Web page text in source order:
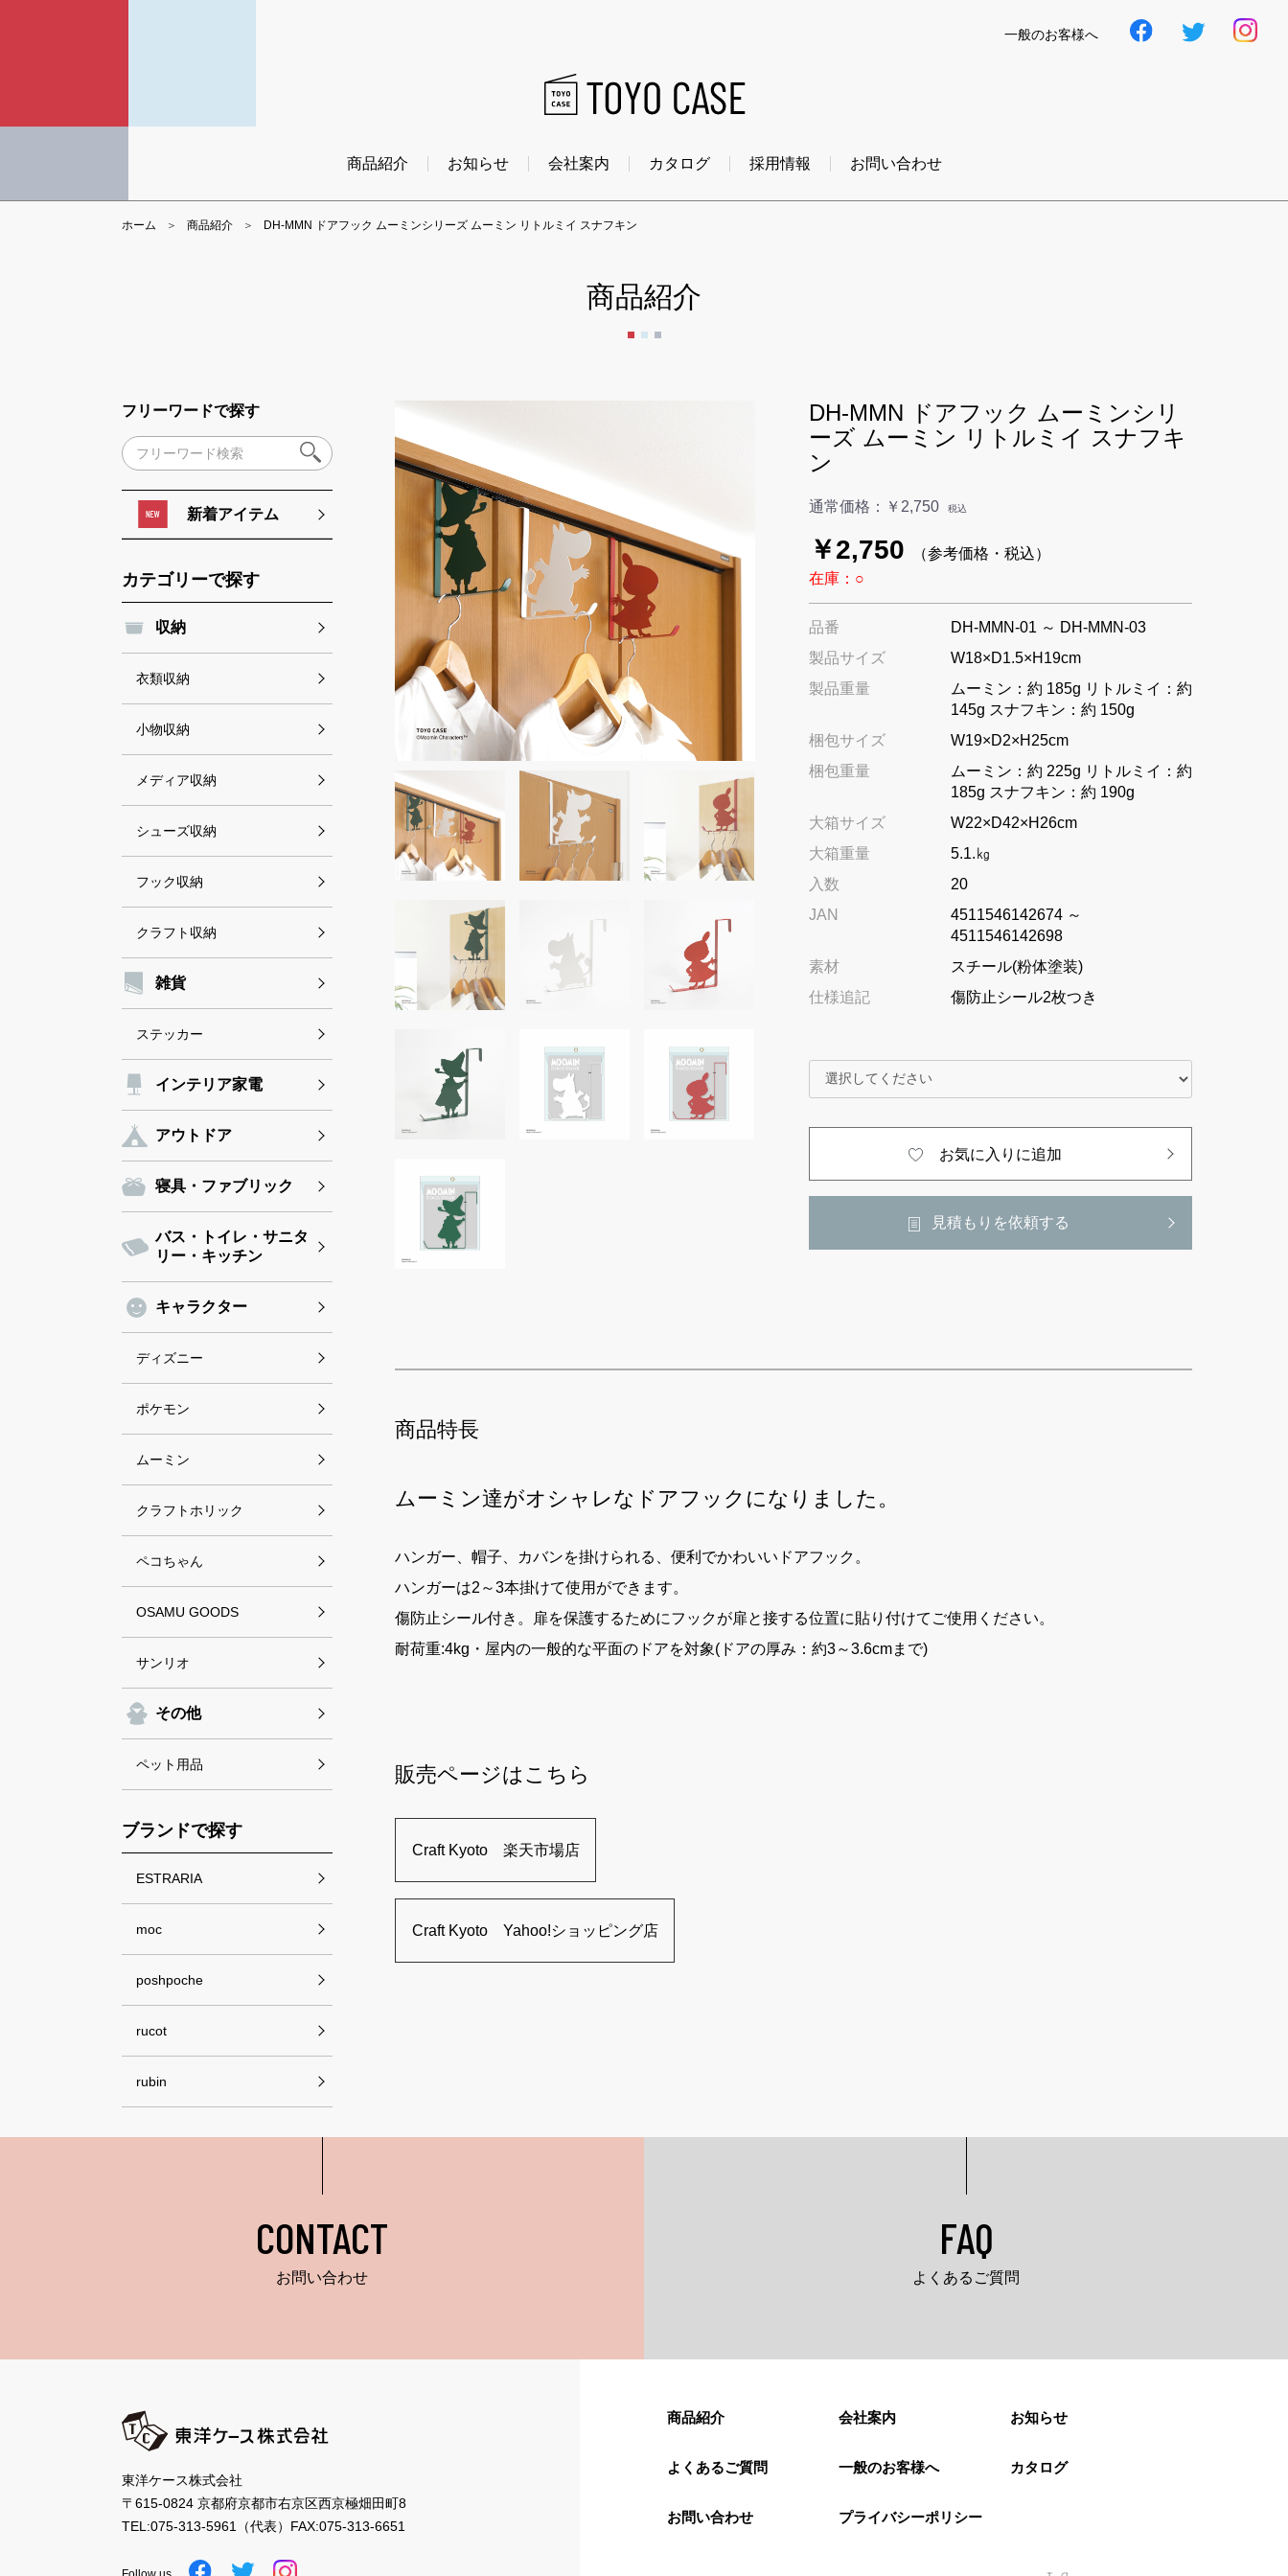
一般のお客様へ
商品紹介 お知らせ 会社案内 カタログ 採用情報 お問い合わせ
ホーム 商品紹介 DH-MMN ドアフック ムーミンシリーズ ムーミン リトルミイ スナフキン
商品紹介
フリーワードで探す
新着アイテム
カテゴリーで探す
収納
衣類収納
小物収納
メディア収納
シューズ収納
フック収納
クラフト収納
雑貨
ステッカー
インテリア家電
アウトドア
寝具・ファブリック
バス・トイレ・サニタ
リー・キッチン
キャラクター
ディズニー
ポケモン
ムーミン
クラフトホリック
ペコちゃん
OSAMU GOODS
サンリオ
その他
ペット用品
ブランドで探す
ESTRARIA
moc
poshpoche
rucot
rubin
DH-MMN ドアフック ムーミンシリ
ーズ ムーミン リトルミイ スナフキ
ン
通常価格： ￥2,750 税込
￥2,750
（参考価格・税込）
在庫：○
品番
DH-MMN-01 ～ DH-MMN-03
製品サイズ
W18×D1.5×H19cm
製品重量
ムーミン：約 185g リトルミイ：約
145g スナフキン：約 150g
梱包サイズ
W19×D2×H25cm
梱包重量
ムーミン：約 225g リトルミイ：約
185g スナフキン：約 190g
大箱サイズ
W22×D42×H26cm
大箱重量
5.1.㎏
入数
20
JAN
4511546142674 ～
4511546142698
素材
スチール(粉体塗装)
仕様追記
傷防止シール2枚つき
お気に入りに追加
見積もりを依頼する
商品特長
ムーミン達がオシャレなドアフックになりました。
ハンガー、帽子、カバンを掛けられる、便利でかわいいドアフック。
ハンガーは2～3本掛けて使用ができます。
傷防止シール付き。扉を保護するためにフックが扉と接する位置に貼り付けてご使用ください。
耐荷重:4kg・屋内の一般的な平面のドアを対象(ドアの厚み：約3～3.6cmまで)
販売ページはこちら
Craft Kyoto 楽天市場店
Craft Kyoto Yahoo!ショッピング店
CONTACT
お問い合わせ
FAQ
よくあるご質問
東洋ケース株式会社
〒615-0824 京都府京都市右京区西京極畑田町8
TEL:075-313-5961 （代表） FAX:075-313-6651
商品紹介 会社案内 お知らせ
よくあるご質問 一般のお客様へ カタログ
お問い合わせ プライバシーポリシー